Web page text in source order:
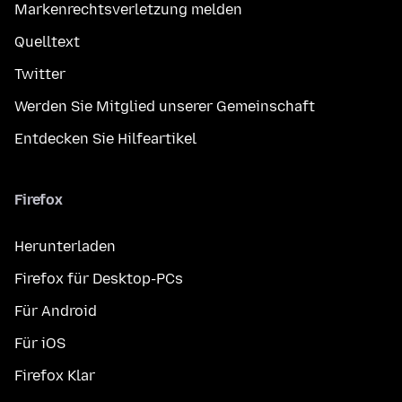
Markenrechtsverletzung melden
Quelltext
Twitter
Werden Sie Mitglied unserer Gemeinschaft
Entdecken Sie Hilfeartikel
Firefox
Herunterladen
Firefox für Desktop-PCs
Für Android
Für iOS
Firefox Klar